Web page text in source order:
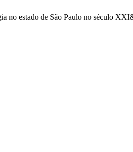
no estado de São Paulo no século